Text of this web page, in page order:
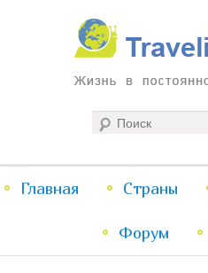
Traveliving
Жизнь в постоянном путешествии
менюГлавная Страны
Форум